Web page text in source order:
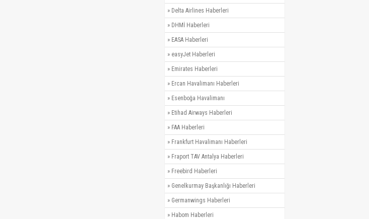
» Delta Airlines Haberleri
» DHMİ Haberleri
» EASA Haberleri
» easyJet Haberleri
» Emirates Haberleri
» Ercan Havalimanı Haberleri
» Esenboğa Havalimanı
» Etihad Airways Haberleri
» FAA Haberleri
» Frankfurt Havalimanı Haberleri
» Fraport TAV Antalya Haberleri
» Freebird Haberleri
» Genelkurmay Başkanlığı Haberleri
» Germanwings Haberleri
» Habom Haberleri